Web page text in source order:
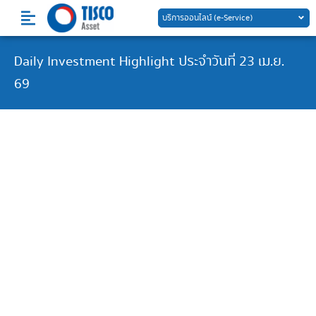
content
บริการออนไลน์ (e-Service)
Daily Investment Highlight ประจำวันที่ 23 เม.ย.
69